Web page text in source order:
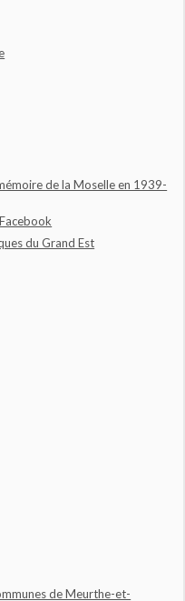
de la Moselle en 1939-
du Grand Est
de Meurthe-et-